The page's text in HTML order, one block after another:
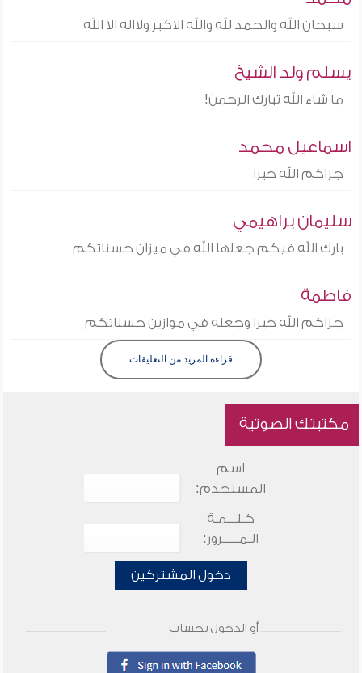
سبحان الله والحمد لله والله الاكبر ولااله الا الله
يسلم ولد الشيخ
ما شاء الله تبارك الرحمن!
اسماعيل محمد
جزاكم الله خيرا
سليمان براهيمي
بارك الله فيكم جعلها الله في ميزان حسناتكم
فاطمة
جزاكم الله خيرا وجعله في موازين حسناتكم
قراءة المزيد من التعليقات
مكتبتك الصوتية
اسم
المستخدم:
كـلـــمـة
الـمـــــرور:
دخول المشتركين
أو الدخول بحساب